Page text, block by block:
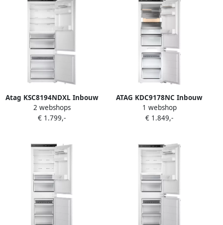
Atag KSC8194NDXL Inbouw
koel-vriescombinatie
2 webshops
€ 1.799,-
ATAG KDC9178NC Inbouw
Koel-vriescombinatie
1 webshop
€ 1.849,-